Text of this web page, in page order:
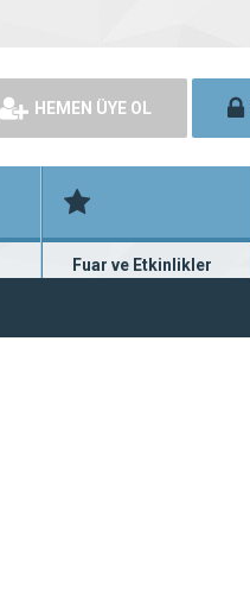
HEMEN ÜYE OL
Fuar ve Etkinlikler
Fuar ve etkinlik planları